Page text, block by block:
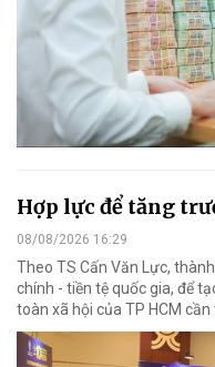
Hợp lực để tăng
08/08/2026 16:29
Theo TS Cấn Văn Lực,
chính - tiền tệ quốc gia, để
toàn xã hội của TP HCM